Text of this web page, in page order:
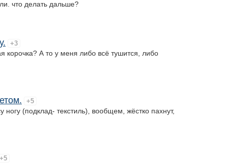
что делать дальше?
+3
корочка? А то у меня либо всё тушится, либо
+5
ногу (подклад- текстиль), вообщем, жёстко пахнут,
+5